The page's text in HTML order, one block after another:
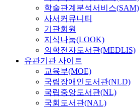
학술관계분석서비스(SAM)
사서커뮤니티
기관회원
지식나눔(LOOK)
의학전자도서관(MEDLIS)
유관기관 사이트
교육부(MOE)
국립장애인도서관(NLD)
국립중앙도서관(NL)
국회도서관(NAL)